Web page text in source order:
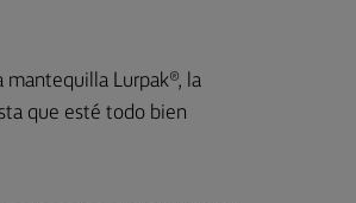
mantequilla Lurpak®, la
que esté todo bien